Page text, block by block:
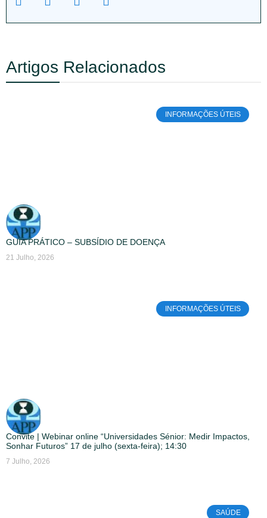
Artigos Relacionados
INFORMAÇÕES ÚTEIS
GUIA PRÁTICO – SUBSÍDIO DE DOENÇA
21 Julho, 2026
INFORMAÇÕES ÚTEIS
Convite | Webinar online “Universidades Sénior: Medir Impactos,
Sonhar Futuros” 17 de julho (sexta-feira); 14:30
7 Julho, 2026
SAÚDE